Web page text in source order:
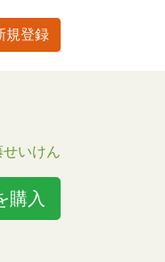
規登録
せいけん
購入